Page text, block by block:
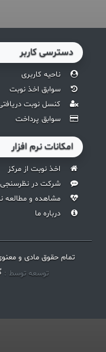
دسترسی کاربر
ناحیه کاربری
سوابق اخذ نوبت
کنسل نوبت
سوابق پرداخت
امکانات نرم افزار
اخذ نوبت از مرکز
شرکت در نظرسنجی
مشاهده و مطالعه
درباره ما
تمام حقوق مادی و
توسعه توسط :